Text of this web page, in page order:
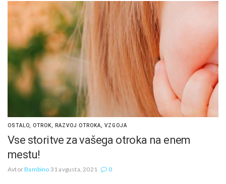
OSTALO OTROK RAZVOJ OTROKA VZGOJA
Vse storitve za vašega otroka na enem
mestu!
AvtorBambino 31 avgusta, 2021 0